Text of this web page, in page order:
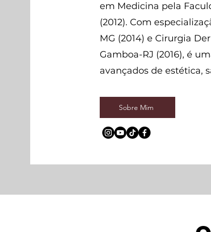
em Medicina pela
(2012). Com
MG (2014) e Cirurgia
Gamboa-RJ (2016), é
avançados de estética,
Sobre Mim